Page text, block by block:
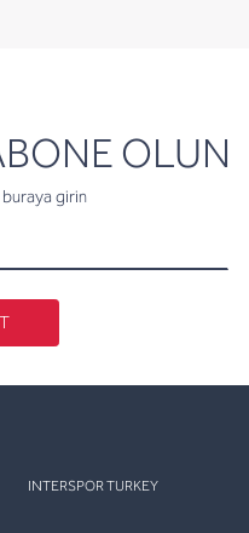
OLUN
girin
INTERSPOR TURKEY